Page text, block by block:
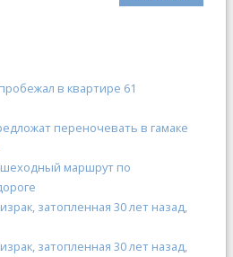
в квартире 61
переночевать в гамаке
маршрут по
затопленная 30 лет назад,
затопленная 30 лет назад,